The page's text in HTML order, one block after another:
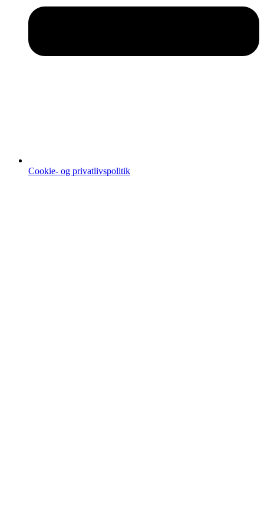
Cookie- og privatlivspolitik